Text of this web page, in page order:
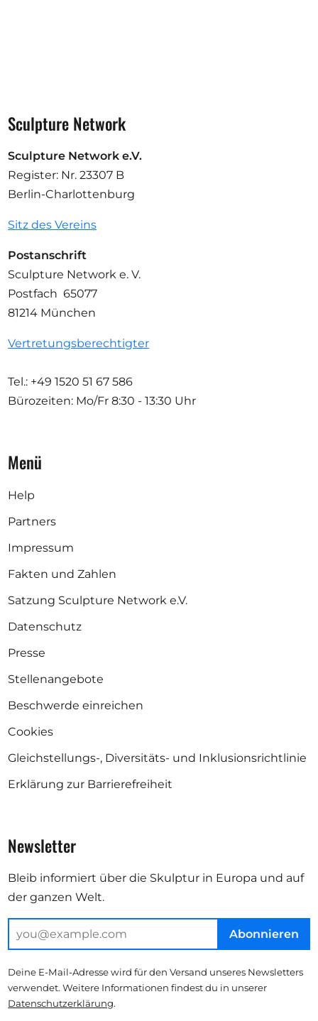
Sculpture Network
Sculpture Network e.V.
Register: Nr. 23307 B
Berlin-Charlottenburg
Sitz des Vereins
Postanschrift
Sculpture Network e. V.
Postfach 65077
81214 München
Vertretungsberechtigter
Tel.: +49 1520 51 67 586
Bürozeiten: Mo/Fr 8:30 - 13:30 Uhr
Menü
Help
Partners
Impressum
Fakten und Zahlen
Satzung Sculpture Network e.V.
Datenschutz
Presse
Stellenangebote
Beschwerde einreichen
Cookies
Gleichstellungs-, Diversitäts- und Inklusionsrichtlinie
Erklärung zur Barrierefreiheit
Newsletter
Bleib informiert über die Skulptur in Europa und auf
der ganzen Welt.
Abonnieren
Deine E-Mail-Adresse wird für den Versand unseres Newsletters
verwendet. Weitere Informationen findest du in unserer
Datenschutzerklärung.